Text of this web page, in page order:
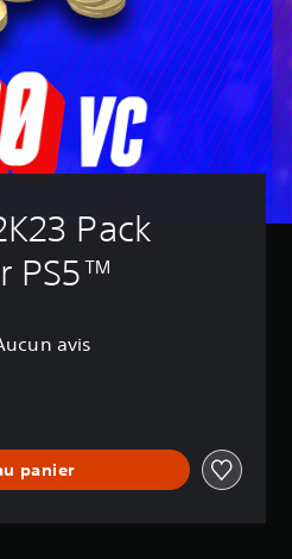
Pack
PS5™
avis
panier